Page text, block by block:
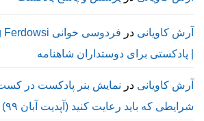
آرش کاویانی در
| پادکستی برای دوستداران شاهنامه
آرش کاویانی در نمایش بنر پادکست در
شرایطی که باید رعایت کنید (آپدیت آبان ۹۹)